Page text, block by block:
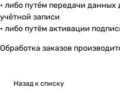
• либо путём передачи данных
учётной записи
• либо путём активации
Обработка заказов
Назад к списку